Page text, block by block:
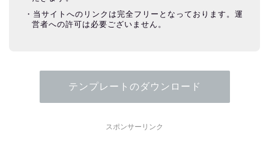
当サイトへのリンクは完全フリーとなっております。運
営者への許可は必要ございません。
テンプレートのダウンロード
スポンサーリンク